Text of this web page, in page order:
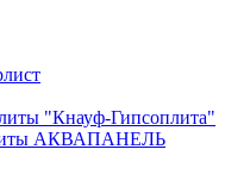
"Кнауф-Гипсоплита"
АКВАПАНЕЛЬ